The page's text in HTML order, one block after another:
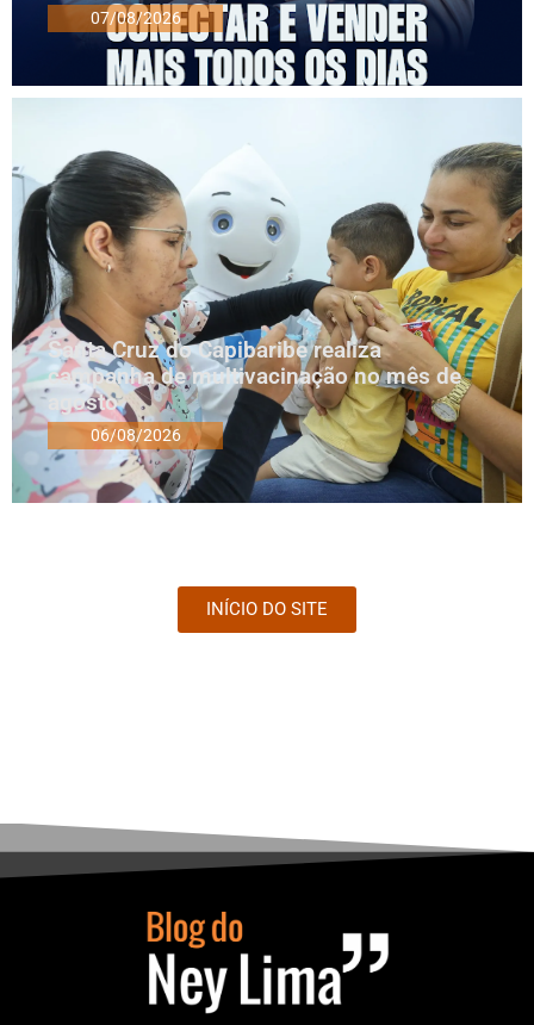
07/08/2026
Santa Cruz do Capibaribe realiza
campanha de multivacinação no mês de
agosto
06/08/2026
INÍCIO DO SITE